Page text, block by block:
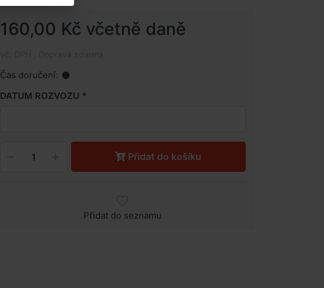
160,00 Kč včetně daně
Čas doručení:
DATUM ROZVOZU
Přidat do košíku
Přidat do seznamu